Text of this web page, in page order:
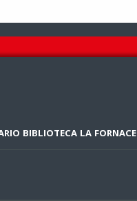
BIBLIOTECA LA FORNACE